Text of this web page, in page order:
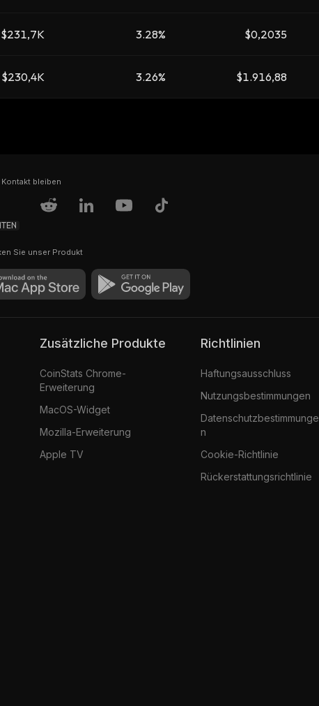
$231,7K 3.28% $0,2035
$230,4K 3.26% $1.916,88
Kontakt bleiben
Sie unser Produkt
Zusätzliche Produkte
CoinStats Chrome-
Erweiterung
MacOS-Widget
Mozilla-Erweiterung
Apple TV
Richtlinien
Haftungsausschluss
Nutzungsbestimmungen
Datenschutzbestimmunge
n
Cookie-Richtlinie
Rückerstattungsrichtlinie